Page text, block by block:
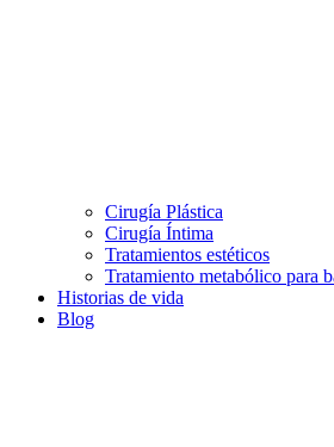
Cirugía Plástica
Cirugía Íntima
Tratamientos estéticos
Tratamiento metabólico para
Historias de vida
Blog